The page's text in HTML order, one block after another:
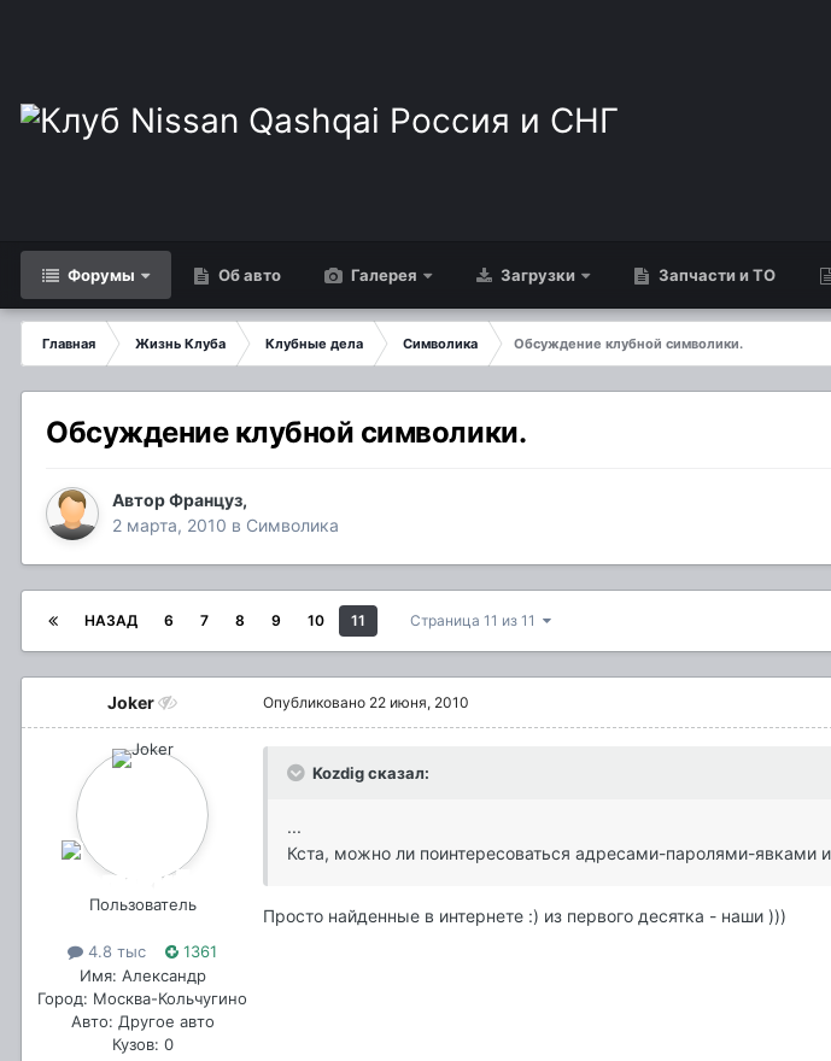
Форумы Об авто Галерея Загрузки Запчасти и ТО
Главная Жизнь Клуба Клубные дела Cимволика
Обсуждение клубной символики.
Обсуждение клубной символики.
АвторФранцуз,
2 марта, 2010 в Cимволика
НАЗАД 6 7 8 9 10 11 Страница 11 из 11
Joker
Пользователь
4.8 тыс
1361
Имя: Александр
Город: Москва-Кольчугино
Авто: Другое авто
Кузов: 0
Опубликовано 22 июня, 2010
Kozdig сказал:
...
Кста, можно ли поинтересоваться адресами-паролями-явками
Просто найденные в интернете :) из первого десятка - наши )))